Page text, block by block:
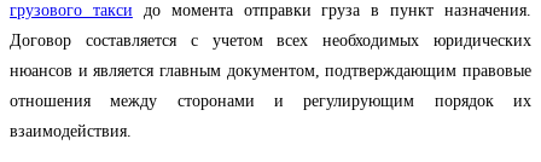
грузового такси до момента отправки груза в пункт назначения.
Договор составляется с учетом всех необходимых юридических
нюансов и является главным документом, подтверждающим правовые
отношения между сторонами и регулирующим порядок их
взаимодействия.